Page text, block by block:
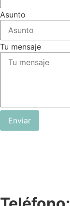
Asunto
Tu mensaje
Enviar